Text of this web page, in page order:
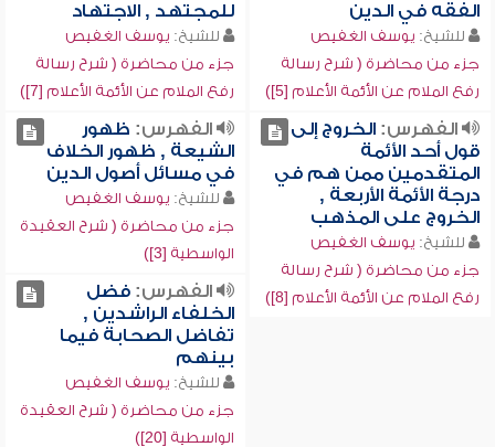
الفقه في الدين
للشيخ: يوسف الغفيص
جزء من محاضرة ( شرح رسالة
رفع الملام عن الأئمة الأعلام [5])
للمجتهد , الاجتهاد
للشيخ: يوسف الغفيص
جزء من محاضرة ( شرح رسالة
رفع الملام عن الأئمة الأعلام [7])
الفهرس:الخروج إلى
قول أحد الأئمة
المتقدمين ممن هم في
درجة الأئمة الأربعة ,
الخروج على المذهب
للشيخ: يوسف الغفيص
جزء من محاضرة ( شرح رسالة
رفع الملام عن الأئمة الأعلام [8])
الفهرس: ظهور
الشيعة , ظهور الخلاف
في مسائل أصول الدين
للشيخ: يوسف الغفيص
جزء من محاضرة ( شرح العقيدة
الواسطية [3])
الفهرس:فضل
الخلفاء الراشدين ,
تفاضل الصحابة فيما
بينهم
للشيخ: يوسف الغفيص
جزء من محاضرة ( شرح العقيدة
الواسطية [20])